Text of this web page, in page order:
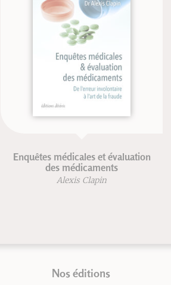
Enquêtes médicales et évaluation
des médicaments
Alexis Clapin
Nos éditions